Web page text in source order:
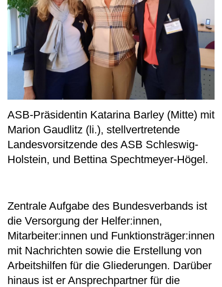
ASB-Präsidentin Katarina Barley (Mitte) mit
Marion Gaudlitz (li.), stellvertretende
Landesvorsitzende des ASB Schleswig-
Holstein, und Bettina Spechtmeyer-Högel.
Zentrale Aufgabe des Bundesverbands ist
die Versorgung der Helfer:innen,
Mitarbeiter:innen und Funktionsträger:innen
mit Nachrichten sowie die Erstellung von
Arbeitshilfen für die Gliederungen. Darüber
hinaus ist er Ansprechpartner für die